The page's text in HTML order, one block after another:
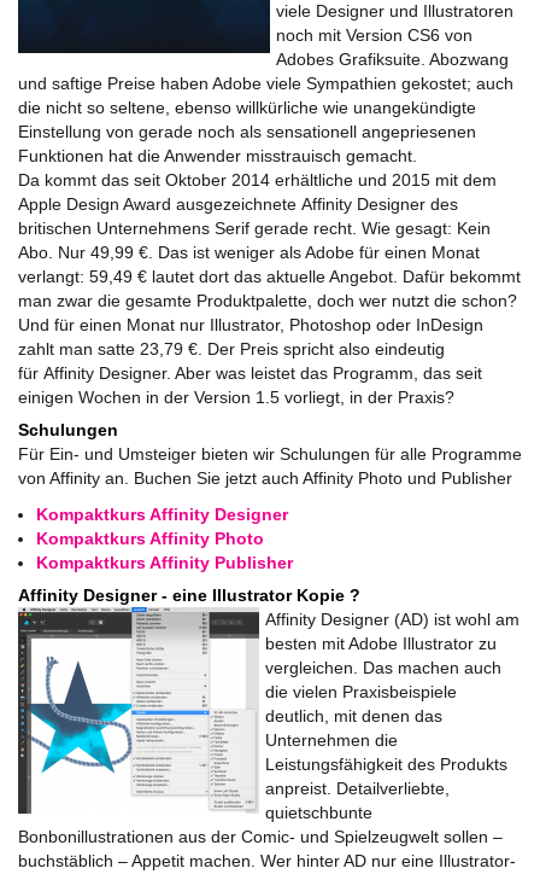
viele Designer und Illustratoren
noch mit Version CS6 von
Adobes Grafiksuite. Abozwang
und saftige Preise haben Adobe viele Sympathien gekostet; auch
die nicht so seltene, ebenso willkürliche wie unangekündigte
Einstellung von gerade noch als sensationell angepriesenen
Funktionen hat die Anwender misstrauisch gemacht.
Da kommt das seit Oktober 2014 erhältliche und 2015 mit dem
Apple Design Award ausgezeichnete Affinity Designer des
britischen Unternehmens Serif gerade recht. Wie gesagt: Kein
Abo. Nur 49,99 €. Das ist weniger als Adobe für einen Monat
verlangt: 59,49 € lautet dort das aktuelle Angebot. Dafür bekommt
man zwar die gesamte Produktpalette, doch wer nutzt die schon?
Und für einen Monat nur Illustrator, Photoshop oder InDesign
zahlt man satte 23,79 €. Der Preis spricht also eindeutig
für Affinity Designer. Aber was leistet das Programm, das seit
einigen Wochen in der Version 1.5 vorliegt, in der Praxis?
Schulungen
Für Ein- und Umsteiger bieten wir Schulungen für alle Programme
von Affinity an. Buchen Sie jetzt auch Affinity Photo und Publisher
Kompaktkurs Affinity Designer
Kompaktkurs Affinity Photo
Kompaktkurs Affinity Publisher
Affinity Designer - eine Illustrator Kopie ?
Affinity Designer (AD) ist wohl am
besten mit Adobe Illustrator zu
vergleichen. Das machen auch
die vielen Praxisbeispiele
deutlich, mit denen das
Unternehmen die
Leistungsfähigkeit des Produkts
anpreist. Detailverliebte,
quietschbunte
Bonbonillustrationen aus der Comic- und Spielzeugwelt sollen –
buchstäblich – Appetit machen. Wer hinter AD nur eine Illustrator-